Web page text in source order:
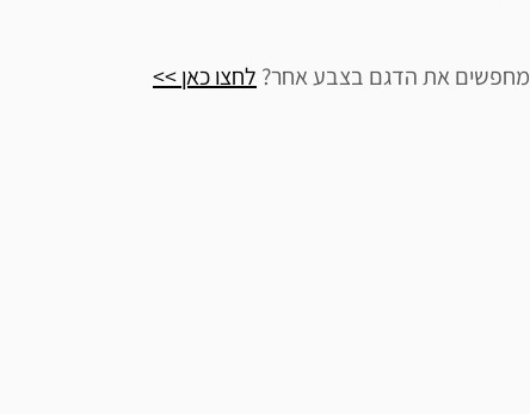
מחפשים את הדגם בצבע אחר? לחצו כאן >>